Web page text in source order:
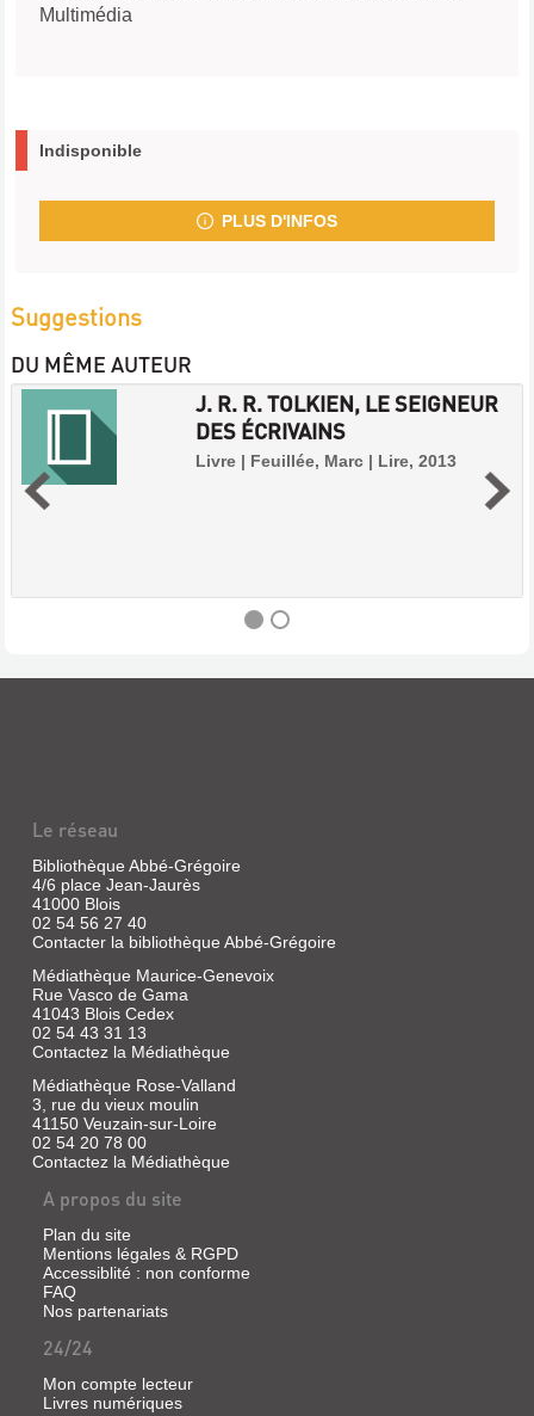
Multimédia
Indisponible
PLUS D'INFOS
Suggestions
DU MÊME AUTEUR
J. R. R. TOLKIEN, LE SEIGNEUR
DES ÉCRIVAINS
Livre | Feuillée, Marc | Lire, 2013
SEIGNEUR
DES
ÉCRIVAINS
Livre
Feuillée,
Marc
Lire,
2013
CLASSICA
(REVUE)
LE
MONDE
DE
LA
MUSIQUE
Feuillée,
Le réseau
Bibliothèque Abbé-Grégoire
4/6 place Jean-Jaurès
41000 Blois
02 54 56 27 40
Contacter la bibliothèque Abbé-Grégoire
Médiathèque Maurice-Genevoix
Rue Vasco de Gama
41043 Blois Cedex
02 54 43 31 13
Contactez la Médiathèque
Médiathèque Rose-Valland
3, rue du vieux moulin
41150 Veuzain-sur-Loire
02 54 20 78 00
Contactez la Médiathèque
A propos du site
Plan du site
Mentions légales & RGPD
Accessiblité : non conforme
FAQ
Nos partenariats
24/24
Mon compte lecteur
Livres numériques